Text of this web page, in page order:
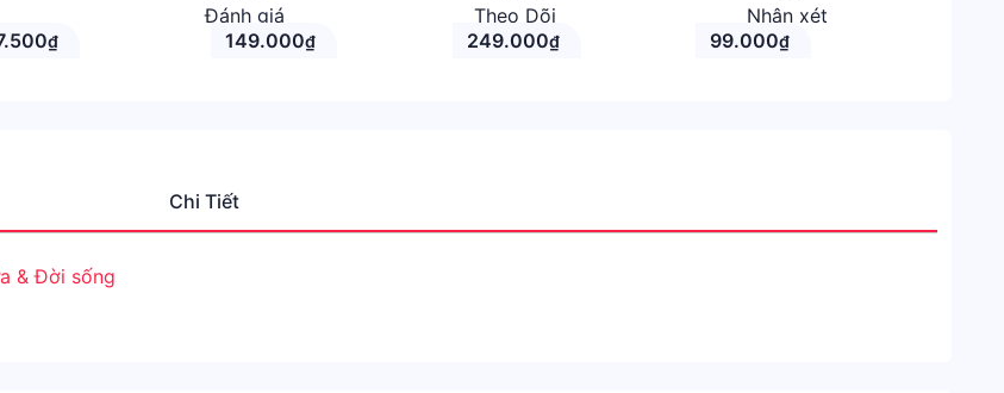
Đánh giá
Theo Dõi
Nhận xét
₫ 149.000₫ 249.000₫ 99.000₫
Chi Tiết
& Đời sống